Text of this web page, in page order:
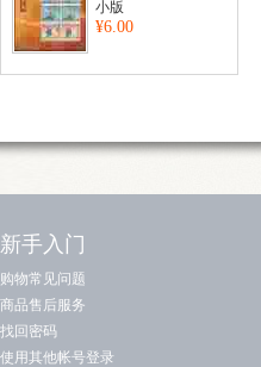
小版
¥6.00
新手入门
购物常见问题
商品售后服务
找回密码
使用其他帐号登录